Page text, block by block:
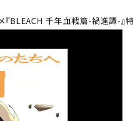
BLEACH 千年血戦篇-禍進譚-』